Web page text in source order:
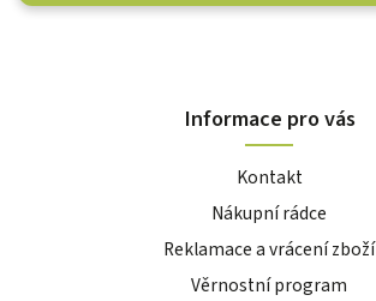
Informace pro vás
Kontakt
Nákupní rádce
Reklamace a vrácení zboží
Věrnostní program